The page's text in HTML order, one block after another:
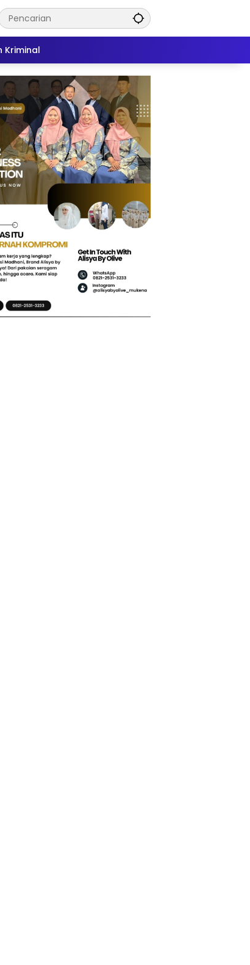
Kriminal